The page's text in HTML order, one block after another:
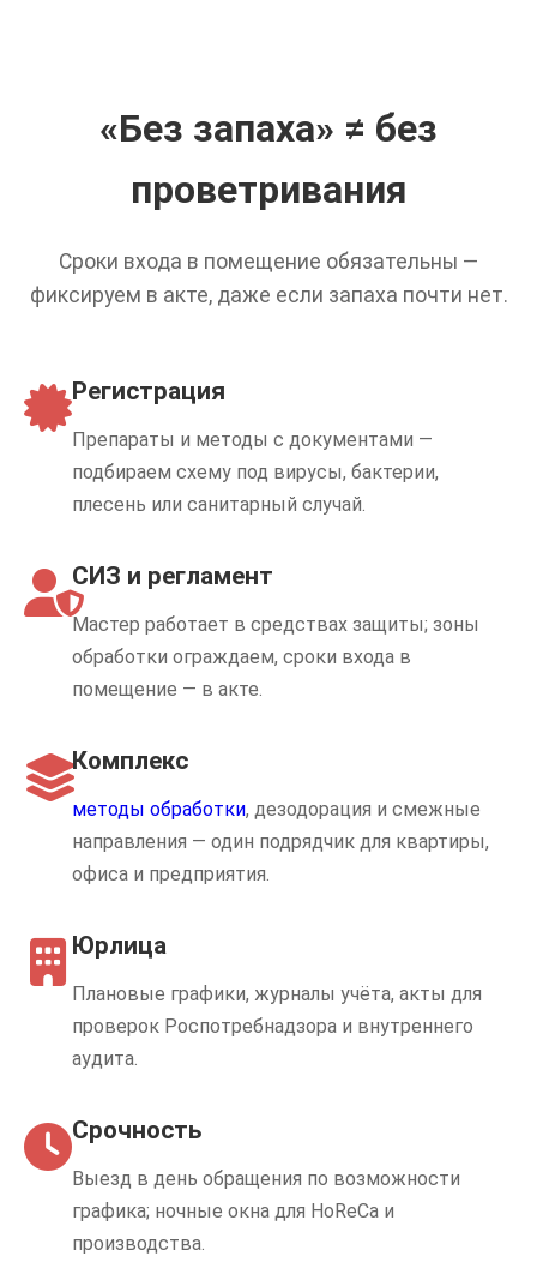
«Без запаха» ≠ без
проветривания
Сроки входа в помещение обязательны —
фиксируем в акте, даже если запаха почти нет.
Регистрация
Препараты и методы с документами —
подбираем схему под вирусы, бактерии,
плесень или санитарный случай.
СИЗ и регламент
Мастер работает в средствах защиты; зоны
обработки ограждаем, сроки входа в
помещение — в акте.
Комплекс
методы обработки, дезодорация и смежные
направления — один подрядчик для квартиры,
офиса и предприятия.
Юрлица
Плановые графики, журналы учёта, акты для
проверок Роспотребнадзора и внутреннего
аудита.
Срочность
Выезд в день обращения по возможности
графика; ночные окна для HoReCa и
производства.